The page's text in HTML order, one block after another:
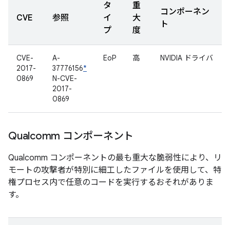
CVE 参照
タ
イ
プ
重
大
度
コンポーネン
ト
CVE-
2017-
0869
A-
37776156*
N-CVE-
2017-
0869
EoP 高 NVIDIA ドライバ
Qualcomm コンポーネント
Qualcomm コンポーネントの最も重大な脆弱性により、リ
モートの攻撃者が特別に細工したファイルを使用して、特
権プロセス内で任意のコードを実行するおそれがありま
す。